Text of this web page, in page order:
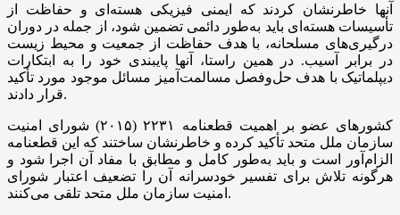
آنها خاطرنشان کردند که ایمنی فیزیکی هسته‌ای و حفاظت از
تأسیسات هسته‌ای باید به‌طور دائمی تضمین شود، از جمله در دوران
درگیری‌های مسلحانه، با هدف حفاظت از جمعیت و محیط زیست
در برابر آسیب. در همین راستا، آنها پایبندی خود را به ابتکارات
دیپلماتیک با هدف حل‌وفصل مسالمت‌آمیز مسائل موجود مورد تأکید
قرار دادند.
کشور‌های عضو بر اهمیت قطعنامه ۲۲۳۱ (۲۰۱۵) شورای امنیت
سازمان ملل متحد تأکید کرده و خاطرنشان ساختند که این قطعنامه
الزام‌آور است و باید به‌طور کامل و مطابق با مفاد آن اجرا شود و
هرگونه تلاش برای تفسیر خودسرانه آن را تضعیف اعتبار شورای
امنیت سازمان ملل متحد تلقی می‌کنند.